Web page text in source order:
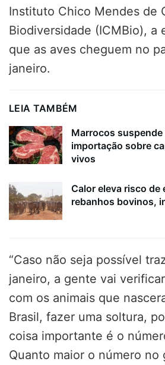
Instituto Chico Mendes de
Biodiversidade (ICMBio), a
que as aves cheguem no
janeiro.
LEIA TAMBÉM
Marrocos
importação sobre
vivos
Calor eleva risco de
rebanhos bovinos,
“Caso não seja possível
janeiro, a gente vai
com os animais que
Brasil, fazer uma soltura,
coisa importante é o
Quanto maior o número no